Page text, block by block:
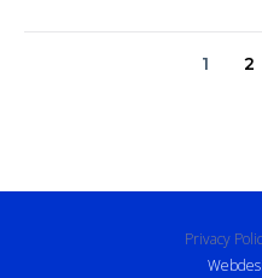
1 2
Privacy